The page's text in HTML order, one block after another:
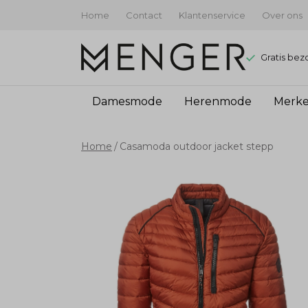
Home Contact Klantenservice Over ons
Gratis
Damesmode Herenmode
Casamoda
outdoor
Menger
Home Casamoda outdoor jacket stepp